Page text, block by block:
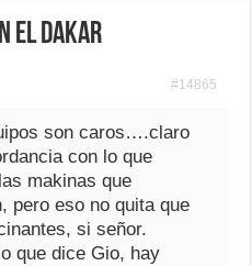
el Dakar
#14865
son caros….claro
con lo que
makinas que
pero eso no quita que
si señor.
que dice Gio, hay